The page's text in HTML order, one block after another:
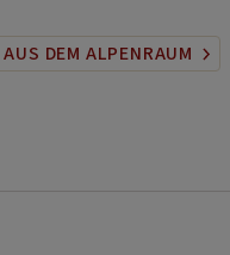
DEM ALPENRAUM